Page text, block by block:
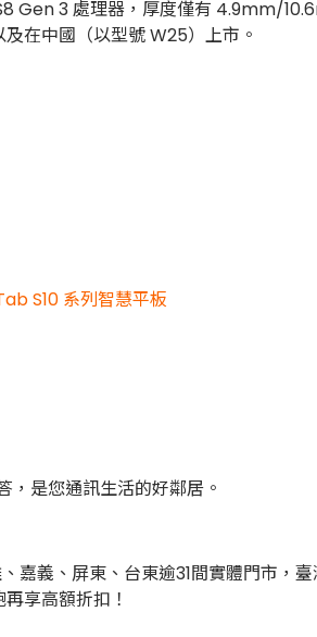
Gen 3 處理器，厚度僅有 4.9mm/
在中國（以型號 W25）上市。
S10 系列智慧平板
，是您通訊生活的好鄰居。
義、屏東、台東逾31間實體門市，臺
享高額折扣！